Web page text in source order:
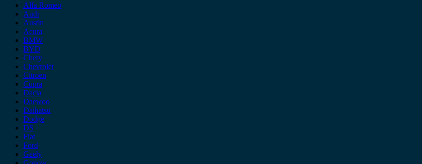
Alfa Romeo
Audi
Austin
Acura
BMW
BYD
Chery
Chevrolet
Citroen
Cupra
Dacia
Daewoo
Daihatsu
Dodge
DS
Fiat
Ford
Geely